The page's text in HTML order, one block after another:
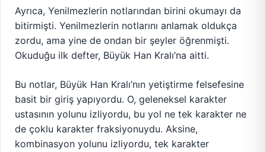
Ayrıca, Yenilmezlerin notlarından birini okumayı da
bitirmişti. Yenilmezlerin notlarını anlamak oldukça
zordu, ama yine de ondan bir şeyler öğrenmişti.
Okuduğu ilk defter, Büyük Han Kralı’na aitti.
Bu notlar, Büyük Han Kralı’nın yetiştirme felsefesine
basit bir giriş yapıyordu. O, geleneksel karakter
ustasının yolunu izliyordu, bu yol ne tek karakter ne
de çoklu karakter fraksiyonuydu. Aksine,
kombinasyon yolunu izliyordu, tek karakter